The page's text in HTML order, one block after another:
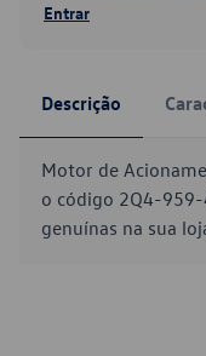
Entrar
Descrição
Motor de
o código 2Q4-
genuínas na sua